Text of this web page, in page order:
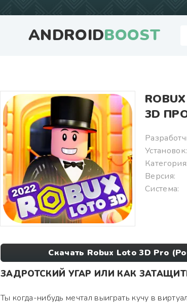
ANDROIDBOOST
3D
Установок:
Категория:
Версия:
Система:
Скачать Robux Loto 3D Pro
ЗАДРОТСКИЙ УГАР ИЛИ КАК ЗАТАЩИТЬ
Ты когда-нибудь мечтал выиграть кучу в